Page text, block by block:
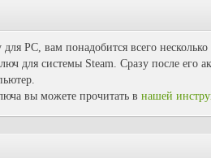
PC, вам понадобится всего
для системы Steam. Сразу после его
вы можете прочитать в нашей